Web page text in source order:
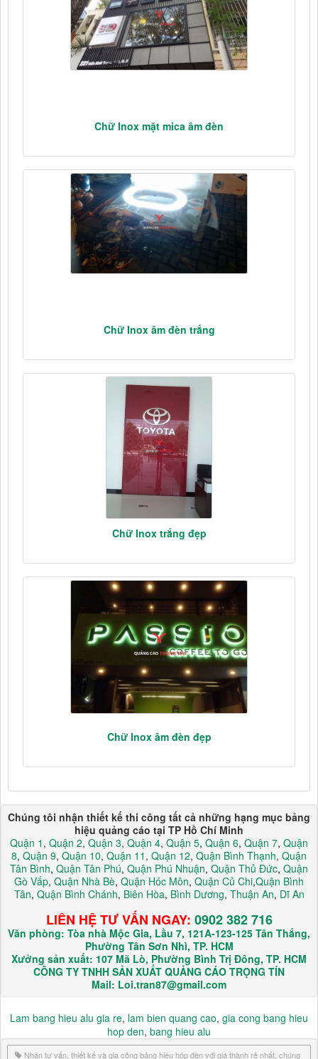
Chữ Inox mặt mica âm đèn
Chữ Inox âm đèn trắng
Chữ Inox trắng đẹp
Chữ Inox âm đèn đẹp
Chúng tôi nhận thiết kế thi công tất cả những hạng mục bảng
hiệu quảng cáo tại TP Hồ Chí Minh
Quận 1 , Quận 2, Quận 3, Quận 4, Quận 5, Quận 6, Quận 7, Quận
8, Quận 9, Quận 10, Quận 11 , Quận 12, Quận Bình Thạnh, Quận
Tân Bình, Quận Tân Phú, Quận Phú Nhuận, Quận Thủ Đức, Quận
Gò Vấp, Quận Nhà Bè, Quận Hóc Môn, Quận Củ Chi,Quận Bình
Tân, Quận Bình Chánh, Biên Hòa, Bình Dương, Thuận An, Dĩ An
LIÊN HỆ TƯ VẤN NGAY: 0902 382 716
Văn phòng: Tòa nhà Mộc Gia, Lầu 7, 121A-123-125 Tân Thắng,
Phường Tân Sơn Nhì, TP. HCM
Xưởng sản xuất: 107 Mã Lò, Phường Bình Trị Đông, TP. HCM
CÔNG TY TNHH SẢN XUẤT QUẢNG CÁO TRỌNG TÍN
Mail: Loi.tran87@gmail.com
Lam bang hieu alu gia re, lam bien quang cao, gia cong bang hieu
hop den, bang hieu alu
Nhận tư vấn, thiết kế và gia công bảng hiệu hộp đèn với giá thành rẻ nhất, chúng